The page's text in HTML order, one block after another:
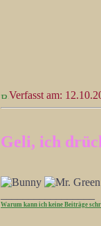
Verfasst am:
Geli, ich
Warum kann ich keine Beiträge